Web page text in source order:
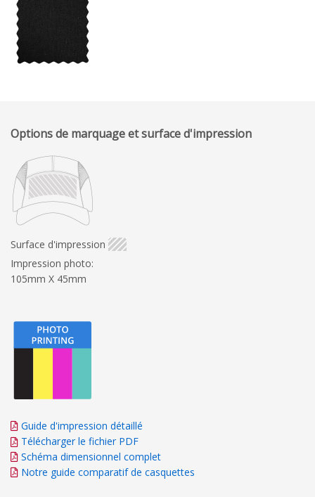
Options de marquage et surface d'impression
Surface d'impression
Impression photo:
105mm X 45mm
Guide d'impression détaillé
Télécharger le fichier PDF
Schéma dimensionnel complet
Notre guide comparatif de casquettes